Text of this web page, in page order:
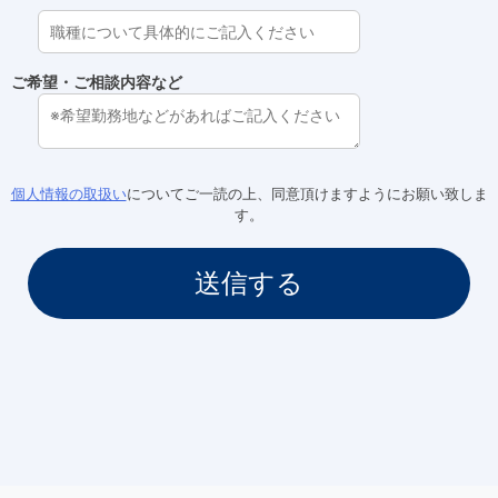
ご希望・ご相談内容など
個人情報の取扱いについてご一読の上、同意頂けますようにお願い致しま
す。